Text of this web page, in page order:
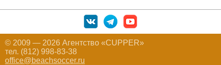
© 2009 — 2026 Агентство «CUPPER»
тел. (812) 998-83-38
office@beachsoccer.ru